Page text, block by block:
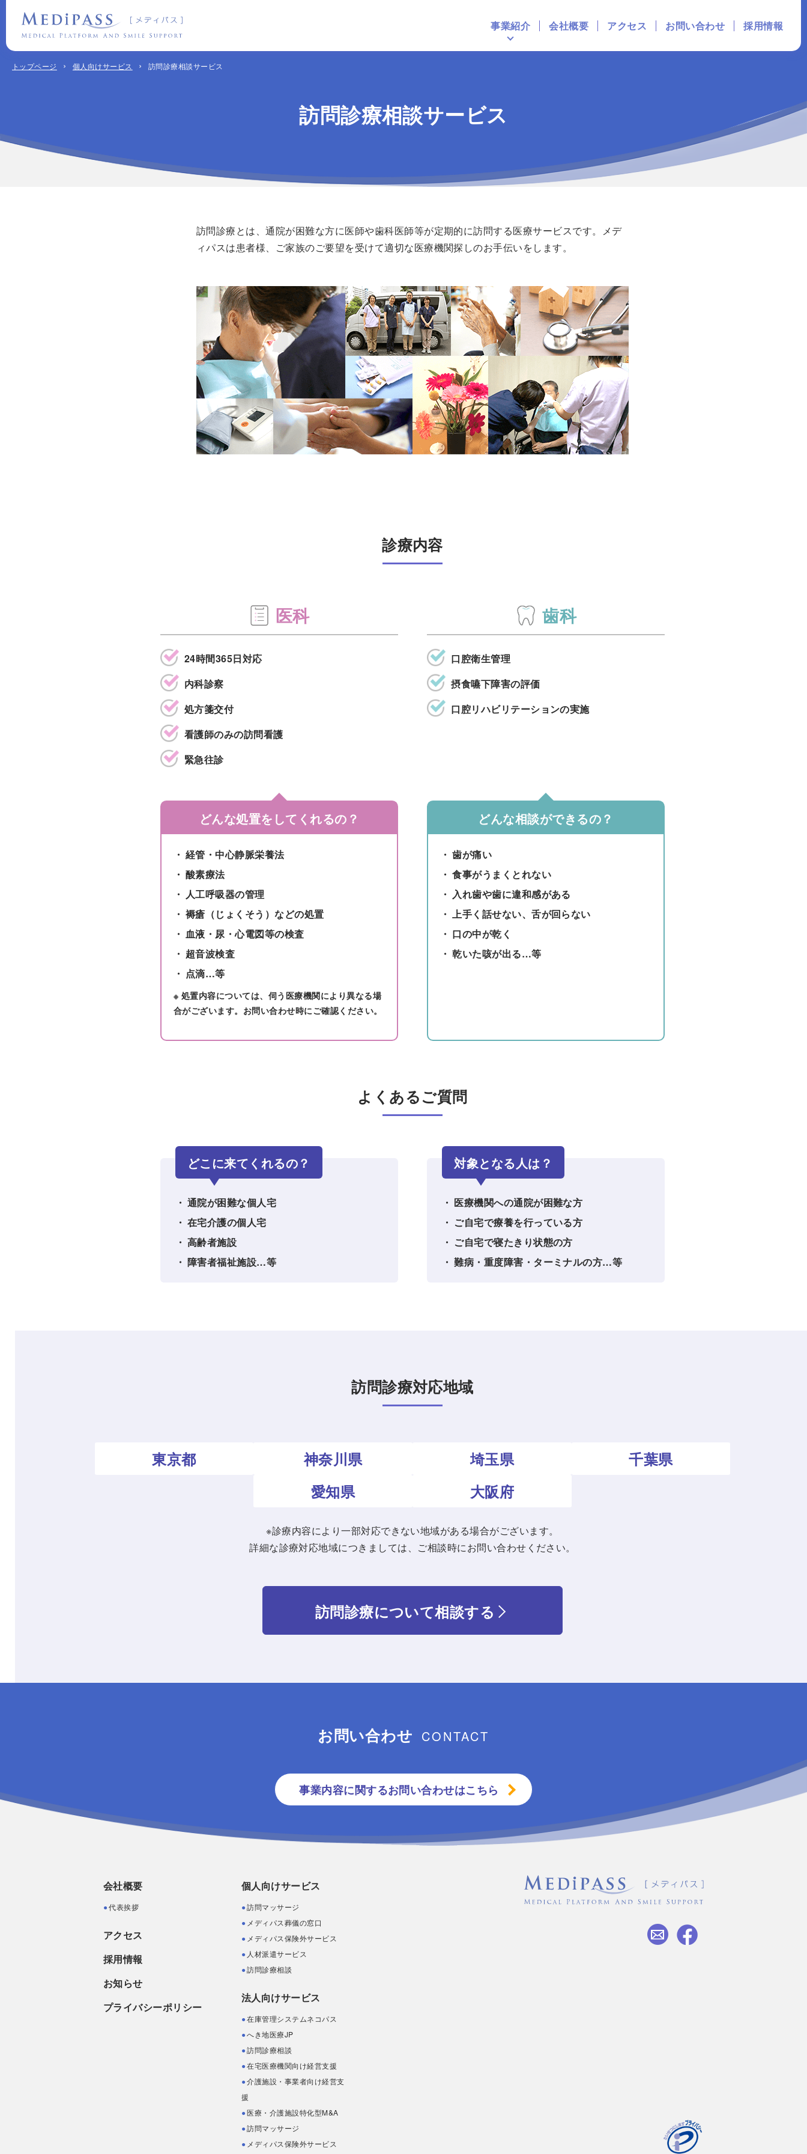
事業紹介
法人向けサービス
会社概要 アクセス お問い合わせ 採用情報
トップページ 個人向けサービス 訪問診療相談サービス
訪問診療相談サービス
訪問診療とは、通院が困難な方に医師や歯科医師等が定期的に訪問する医療サービスです。メデ
ィパスは患者様、ご家族のご要望を受けて適切な医療機関探しのお手伝いをします。
診療内容
医科
24時間365日対応
内科診察
処方箋交付
看護師のみの訪問看護
緊急往診
どんな処置をしてくれるの？
経管・中心静脈栄養法
酸素療法
人工呼吸器の管理
褥瘡（じょくそう）などの処置
血液・尿・心電図等の検査
超音波検査
点滴…等
※ 処置内容については、伺う医療機関により異なる場
合がございます。お問い合わせ時にご確認ください。
歯科
口腔衛生管理
摂食嚥下障害の評価
口腔リハビリテーションの実施
どんな相談ができるの？
歯が痛い
食事がうまくとれない
入れ歯や歯に違和感がある
上手く話せない、舌が回らない
口の中が乾く
乾いた咳が出る…等
よくあるご質問
どこに来てくれるの？
通院が困難な個人宅
在宅介護の個人宅
高齢者施設
障害者福祉施設…等
対象となる人は？
医療機関への通院が困難な方
ご自宅で療養を行っている方
ご自宅で寝たきり状態の方
難病・重度障害・ターミナルの方…等
訪問診療対応地域
東京都 神奈川県 埼玉県
千葉県
愛知県
大阪府
※診療内容により一部対応できない地域がある場合がございます。
詳細な診療対応地域につきましては、ご相談時にお問い合わせください。
訪問診療について相談する
お問い合わせ CONTACT
事業内容に関するお問い合わせはこちら
会社概要
代表挨拶
アクセス
採用情報
お知らせ
プライバシーポリシー
個人向けサービス
訪問マッサージ
メディパス葬儀の窓口
メディパス保険外サービス
人材派遣サービス
訪問診療相談
法人向けサービス
在庫管理システムネコパス
へき地医療JP
訪問診療相談
在宅医療機関向け経営支援
介護施設・事業者向け経営支
援
医療・介護施設特化型M&A
訪問マッサージ
メディパス保険外サービス